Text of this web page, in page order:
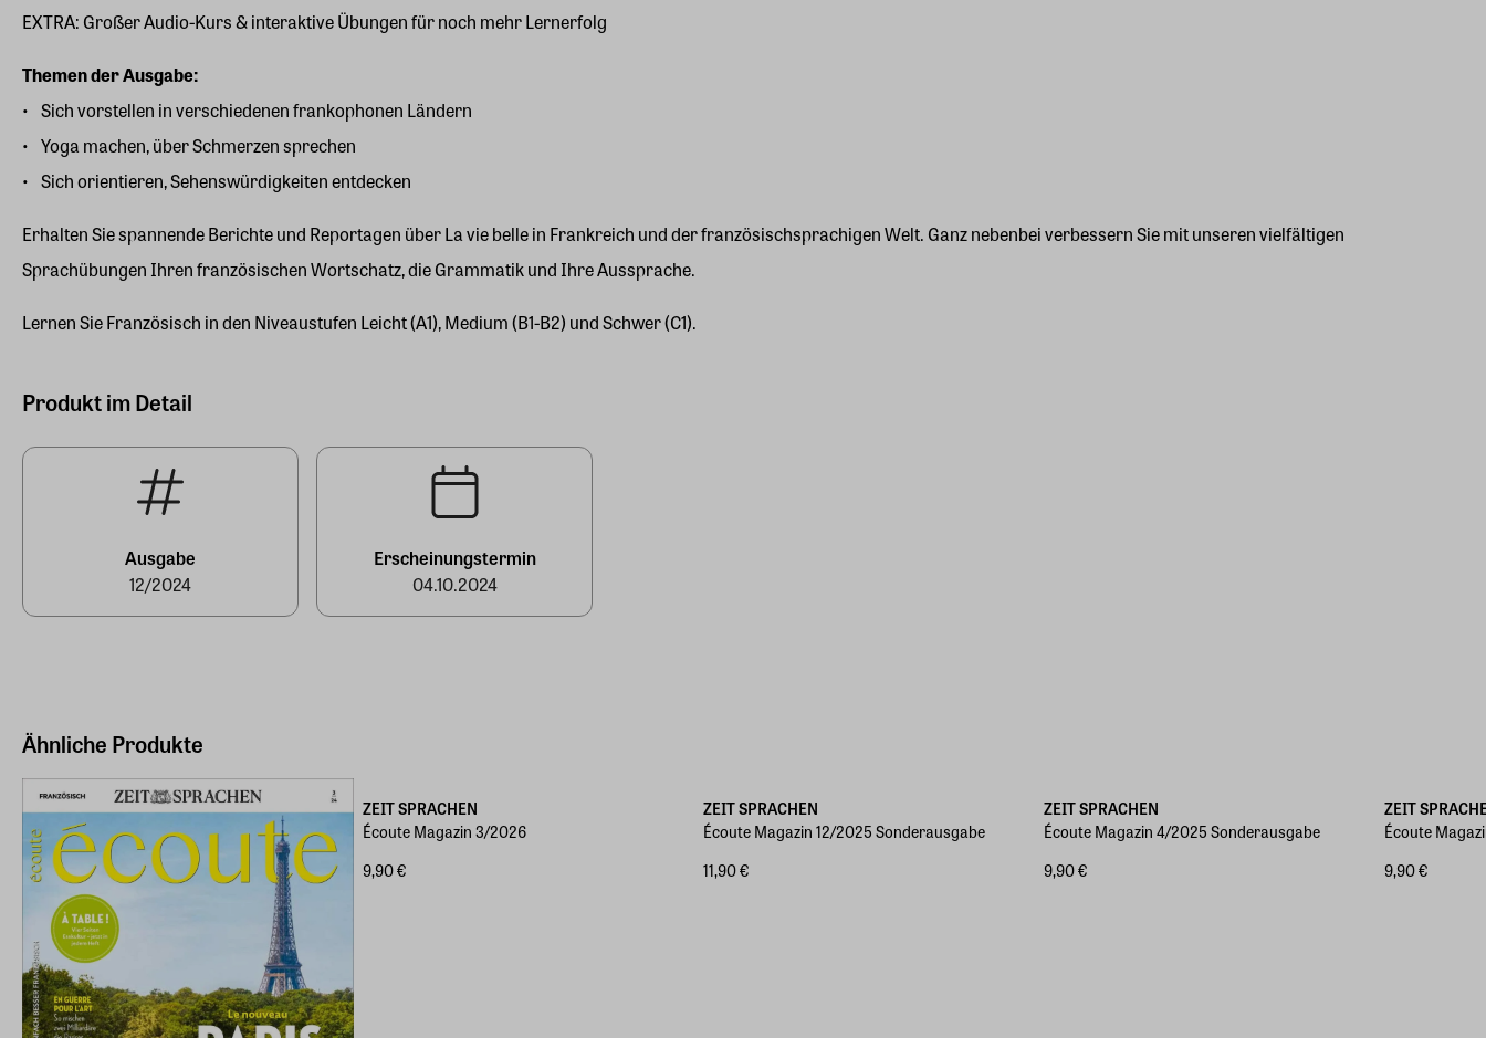
EXTRA: Großer Audio-Kurs & interaktive Übungen für noch mehr Lernerfolg
Themen der Ausgabe:
Sich vorstellen in verschiedenen frankophonen Ländern
Yoga machen, über Schmerzen sprechen
Sich orientieren, Sehenswürdigkeiten entdecken
Erhalten Sie spannende Berichte und Reportagen über La vie belle in Frankreich und der französischsprachigen Welt. Ganz nebenbei verbessern Sie mit unseren vielfältigen
Sprachübungen Ihren französischen Wortschatz, die Grammatik und Ihre Aussprache.
Lernen Sie Französisch in den Niveaustufen Leicht (A1), Medium (B1-B2) und Schwer (C1).
Produkt im Detail
Ausgabe
12/2024
Erscheinungstermin
04.10.2024
Ähnliche Produkte
ZEIT SPRACHEN
Écoute Magazin 3/2026
9,90 €
ZEIT SPRACHEN
Écoute Magazin 12/2025 Sonderausgabe
11,90 €
ZEIT SPRACHEN
Écoute Magazin 4/2025 Sonderausgabe
9,90 €
ZEIT
Écoute
9,90 €